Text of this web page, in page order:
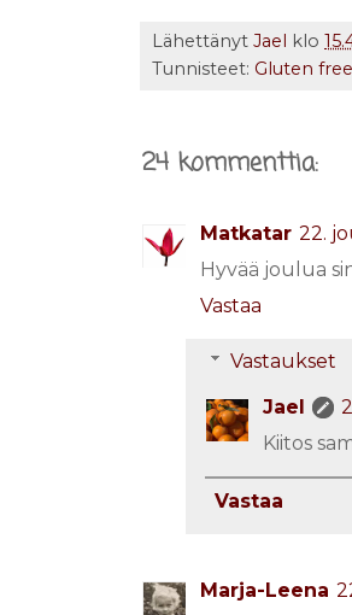
Lähettänyt Jael klo
Tunnisteet: Gluten free
24 kommenttia:
Matkatar 22.
Hyvää joulua
Vastaa
Vastaukset
Jael
Kiitos
Vastaa
Marja-Leena